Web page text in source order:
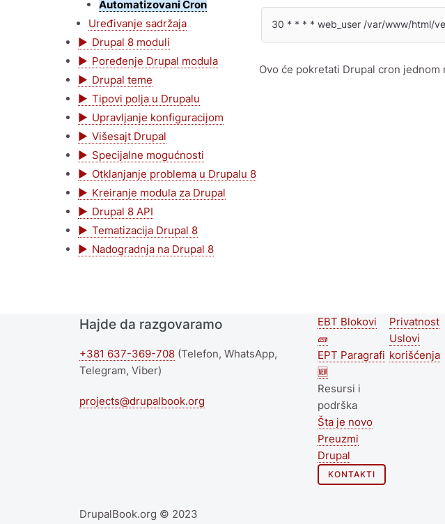
Automatizovani Cron
Uređivanje sadržaja
Drupal 8 moduli
Poređenje Drupal modula
Drupal teme
Tipovi polja u Drupalu
Upravljanje konfiguracijom
Višesajt Drupal
Specijalne mogućnosti
Otklanjanje problema u Drupalu 8
Kreiranje modula za Drupal
Drupal 8 API
Tematizacija Drupal 8
Nadogradnja na Drupal 8
30 * * * * web_user /var/www/html/
Ovo će pokretati Drupal cron jednom
Hajde da razgovaramo
+381 637-369-708 (Telefon, WhatsApp,
Telegram, Viber)
projects@drupalbook.org
Second
footer
menu
EBT Blokovi
🧱
EPT Paragrafi
🆕
Resursi i
podrška
Šta je novo
Preuzmi
Drupal
KONTAKTI
Footer
Privatnost
Uslovi
korišćenja
DrupalBook.org © 2023